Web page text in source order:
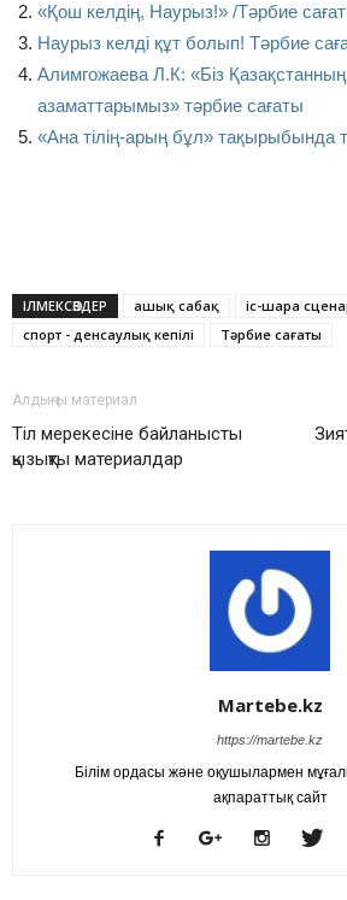
«Қош келдің, Наурыз!» /Тәрбие
Наурыз келді құт болып! Тәрбие
Алимгожаева Л.К: «Біз
азаматтарымыз» тәрбие сағаты
«Ана тілің-арың бұл» тақырыбында
ІЛМЕКСӨЗДЕР ашық сабақ іс-шара
спорт - денсаулық кепілі
Тәрбие сағаты
Алдыңғы материал
Тіл мерекесіне байланысты
қызықты материалдар
Martebe.kz
https://martebe.kz
Білім ордасы және оқушылармен
ақпараттық сайт